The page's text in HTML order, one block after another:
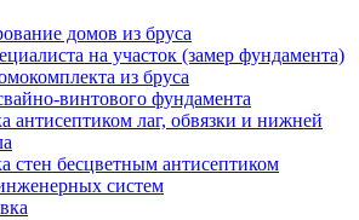
домов из бруса
на участок (замер фундамента)
из бруса
винтового фундамента
антисептиком лаг, обвязки и нижней
стен бесцветным антисептиком
систем